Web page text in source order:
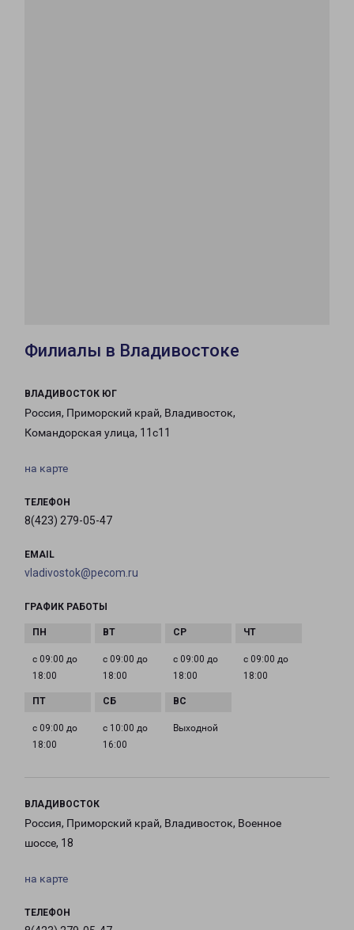
Филиалы в Владивостоке
ВЛАДИВОСТОК ЮГ
Россия, Приморский край, Владивосток,
Командорская улица, 11с11
на карте
ТЕЛЕФОН
8(423) 279-05-47
EMAIL
vladivostok@pecom.ru
ГРАФИК РАБОТЫ
с 09:00 до
18:00
с 09:00 до
18:00
с 09:00 до
18:00
с 09:00 до
18:00
с 09:00 до
18:00
с 10:00 до
16:00
Выходной
ВЛАДИВОСТОК
Россия, Приморский край, Владивосток, Военное
шоссе, 18
на карте
ТЕЛЕФОН